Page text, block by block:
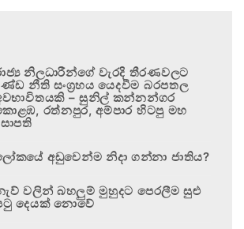
නිලධාරීන්ගේ වැරදි තීරණවලට
නීති සංග්‍රහය යෙදවීම බරපතල
– සුනිල් කන්නන්ගර
රත්නපුර, අම්පාර හිටපු මහ
අඩුවෙන්ම නිදා ගන්නා ජාතිය?
වලින් බහලුම් මුහුදට පෙරලීම සුළු
දෙයක් නොවේ